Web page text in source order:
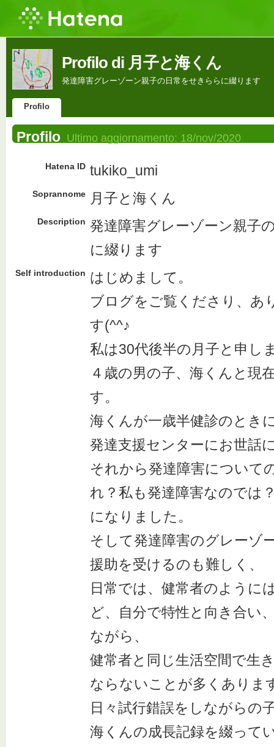
Profilo di 月子と海くん
発達障害グレーゾーン親子の日常をせきららに綴ります
Profilo
Profilo Ultimo aggiornamento: 18/nov/2020
Hatena ID tukiko_umi
Soprannome 月子と海くん
Description 発達障害グレーゾーン親子
に綴ります
Self introduction はじめまして。
ブログをご覧くださり、あ
す(^^♪
私は30代後半の月子と申し
４歳の男の子、海くんと現
す。
海くんが一歳半健診のとき
発達支援センターにお世話
それから発達障害について
れ？私も発達障害なのでは
になりました。
そして発達障害のグレーゾ
援助を受けるのも難しく、
日常では、健常者のように
ど、自分で特性と向き合い
ながら、
健常者と同じ生活空間で生
ならないことが多くありま
日々試行錯誤をしながらの
海くんの成長記録を綴って